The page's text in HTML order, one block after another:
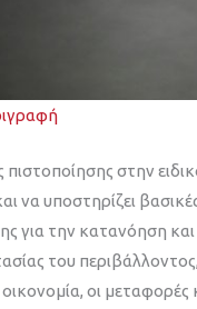
στην
να υποστηρίζει
για την κατανόηση
του
οι μεταφορές